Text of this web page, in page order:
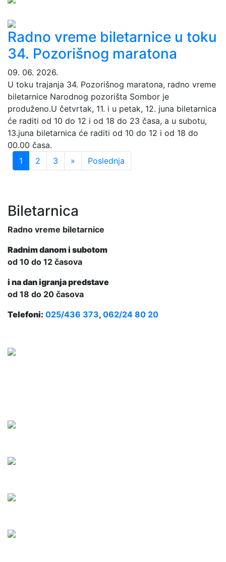
Radno vreme biletarnice u toku
34. Pozorišnog maratona
09. 06. 2026.
U toku trajanja 34. Pozorišnog maratona, radno vreme
biletarnice Narodnog pozorišta Sombor je
produženo.U četvrtak, 11. i u petak, 12. juna biletarnica
će raditi od 10 do 12 i od 18 do 23 časa, a u subotu,
13.juna biletarnica će raditi od 10 do 12 i od 18 do
00.00 časa.
1
2 3 » NextPoslednja
Biletarnica
Radno vreme biletarnice
Radnim danom i subotom
od 10 do 12 časova
i na dan igranja predstave
od 18 do 20 časova
Telefoni: 025/436 373, 062/24 80 20